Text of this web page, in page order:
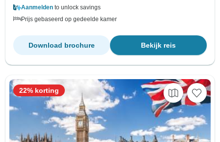
Aanmelden to unlock savings
Prijs gebaseerd op gedeelde kamer
Bekijk reis
Download brochure
22% korting